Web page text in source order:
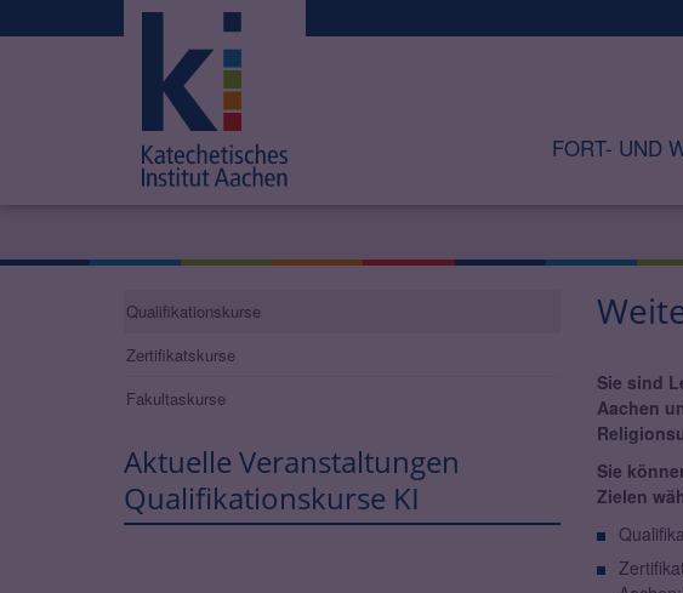
FORT- UND
Sie sind
Aachen
Sie
Zielen
Qualifikationskurse
Zertifikatskurse
Fakultaskurse
Aktuelle Veranstaltungen
Qualifikationskurse KI